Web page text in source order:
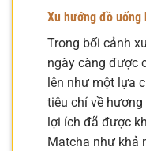
Xu hướng đồ
Trong bối cảnh
ngày càng được
lên như một lựa
tiêu chí về
lợi ích đã được
Matcha như khả